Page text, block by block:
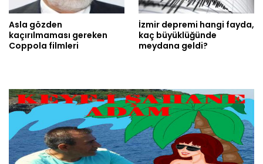
Asla gözden
kaçırılmaması gereken
Coppola filmleri
İzmir depremi hangi fayda,
kaç büyüklüğünde
meydana geldi?